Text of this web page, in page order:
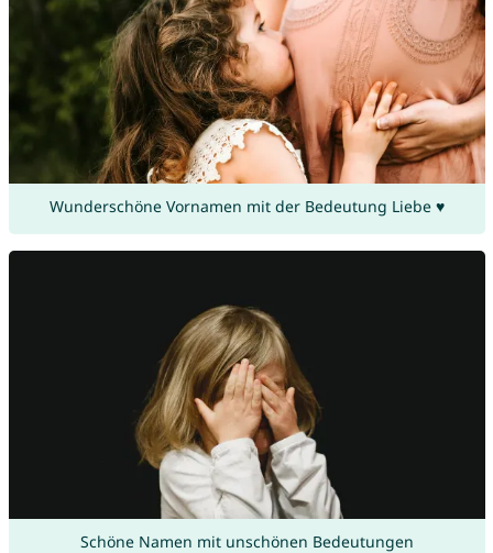
Wunderschöne Vornamen mit der Bedeutung Liebe ♥
Schöne Namen mit unschönen Bedeutungen